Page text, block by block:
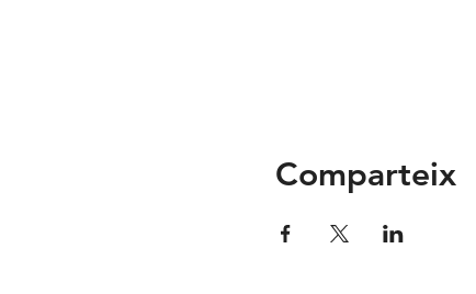
Comparteix